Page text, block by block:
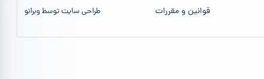
قوانین و مقررات طراحی سایت توسط وبرانو